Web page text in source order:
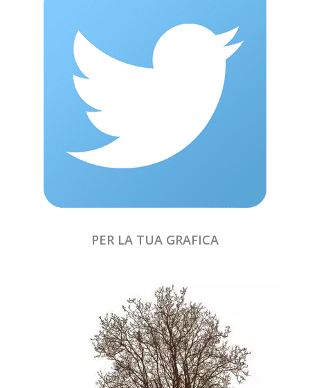
PER LA TUA GRAFICA